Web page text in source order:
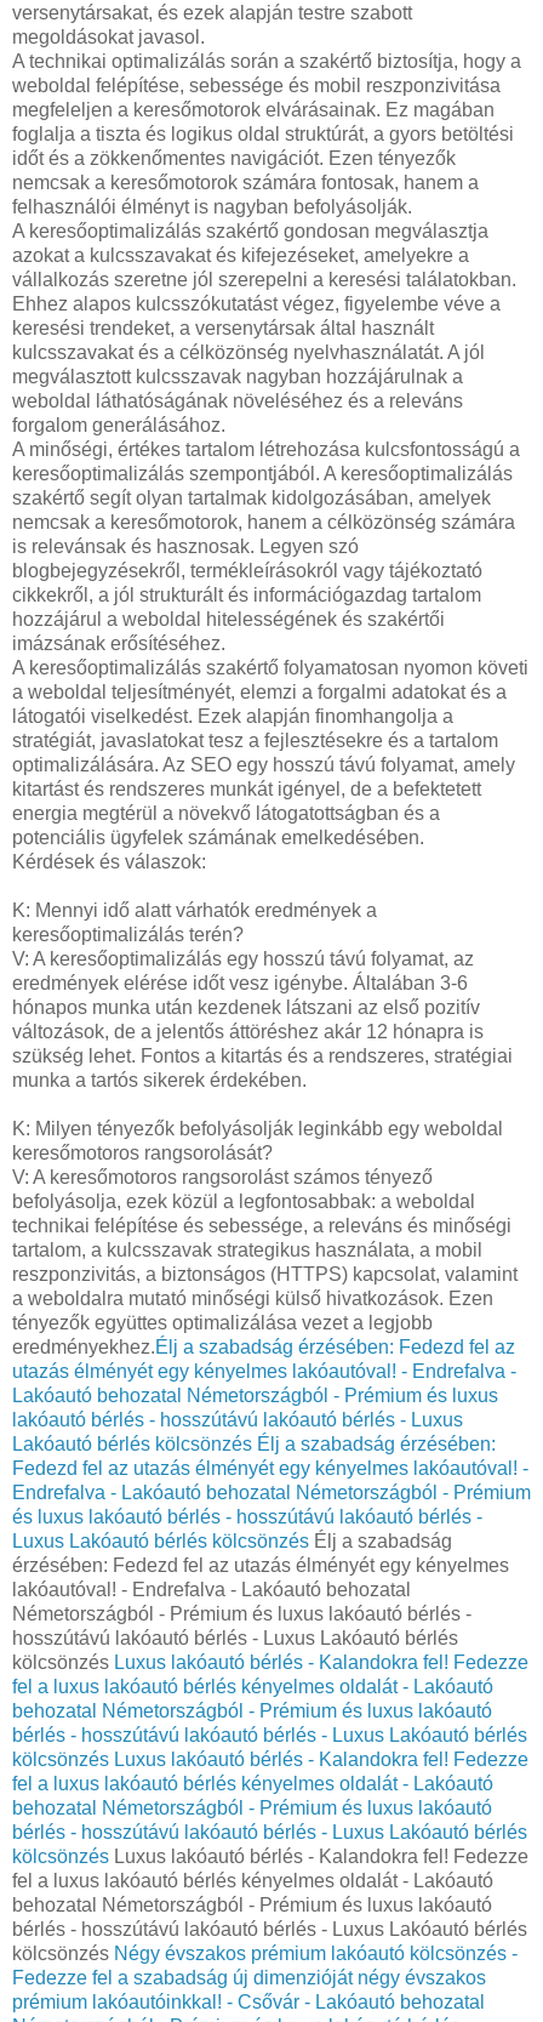
versenytársakat, és ezek alapján testre szabott
megoldásokat javasol.
A technikai optimalizálás során a szakértő biztosítja, hogy a
weboldal felépítése, sebessége és mobil reszponzivitása
megfeleljen a keresőmotorok elvárásainak. Ez magában
foglalja a tiszta és logikus oldal struktúrát, a gyors betöltési
időt és a zökkenőmentes navigációt. Ezen tényezők
nemcsak a keresőmotorok számára fontosak, hanem a
felhasználói élményt is nagyban befolyásolják.
A keresőoptimalizálás szakértő gondosan megválasztja
azokat a kulcsszavakat és kifejezéseket, amelyekre a
vállalkozás szeretne jól szerepelni a keresési találatokban.
Ehhez alapos kulcsszókutatást végez, figyelembe véve a
keresési trendeket, a versenytársak által használt
kulcsszavakat és a célközönség nyelvhasználatát. A jól
megválasztott kulcsszavak nagyban hozzájárulnak a
weboldal láthatóságának növeléséhez és a releváns
forgalom generálásához.
A minőségi, értékes tartalom létrehozása kulcsfontosságú a
keresőoptimalizálás szempontjából. A keresőoptimalizálás
szakértő segít olyan tartalmak kidolgozásában, amelyek
nemcsak a keresőmotorok, hanem a célközönség számára
is relevánsak és hasznosak. Legyen szó
blogbejegyzésekről, termékleírásokról vagy tájékoztató
cikkekről, a jól strukturált és információgazdag tartalom
hozzájárul a weboldal hitelességének és szakértői
imázsának erősítéséhez.
A keresőoptimalizálás szakértő folyamatosan nyomon követi
a weboldal teljesítményét, elemzi a forgalmi adatokat és a
látogatói viselkedést. Ezek alapján finomhangolja a
stratégiát, javaslatokat tesz a fejlesztésekre és a tartalom
optimalizálására. Az SEO egy hosszú távú folyamat, amely
kitartást és rendszeres munkát igényel, de a befektetett
energia megtérül a növekvő látogatottságban és a
potenciális ügyfelek számának emelkedésében.
Kérdések és válaszok:
K: Mennyi idő alatt várhatók eredmények a
keresőoptimalizálás terén?
V: A keresőoptimalizálás egy hosszú távú folyamat, az
eredmények elérése időt vesz igénybe. Általában 3-6
hónapos munka után kezdenek látszani az első pozitív
változások, de a jelentős áttöréshez akár 12 hónapra is
szükség lehet. Fontos a kitartás és a rendszeres, stratégiai
munka a tartós sikerek érdekében.
K: Milyen tényezők befolyásolják leginkább egy weboldal
keresőmotoros rangsorolását?
V: A keresőmotoros rangsorolást számos tényező
befolyásolja, ezek közül a legfontosabbak: a weboldal
technikai felépítése és sebessége, a releváns és minőségi
tartalom, a kulcsszavak strategikus használata, a mobil
reszponzivitás, a biztonságos (HTTPS) kapcsolat, valamint
a weboldalra mutató minőségi külső hivatkozások. Ezen
tényezők együttes optimalizálása vezet a legjobb
eredményekhez.Élj a szabadság érzésében: Fedezd fel az
utazás élményét egy kényelmes lakóautóval! - Endrefalva -
Lakóautó behozatal Németországból - Prémium és luxus
lakóautó bérlés - hosszútávú lakóautó bérlés - Luxus
Lakóautó bérlés kölcsönzés Élj a szabadság érzésében:
Fedezd fel az utazás élményét egy kényelmes lakóautóval! -
Endrefalva - Lakóautó behozatal Németországból - Prémium
és luxus lakóautó bérlés - hosszútávú lakóautó bérlés -
Luxus Lakóautó bérlés kölcsönzés Élj a szabadság
érzésében: Fedezd fel az utazás élményét egy kényelmes
lakóautóval! - Endrefalva - Lakóautó behozatal
Németországból - Prémium és luxus lakóautó bérlés -
hosszútávú lakóautó bérlés - Luxus Lakóautó bérlés
kölcsönzés Luxus lakóautó bérlés - Kalandokra fel! Fedezze
fel a luxus lakóautó bérlés kényelmes oldalát - Lakóautó
behozatal Németországból - Prémium és luxus lakóautó
bérlés - hosszútávú lakóautó bérlés - Luxus Lakóautó bérlés
kölcsönzés Luxus lakóautó bérlés - Kalandokra fel! Fedezze
fel a luxus lakóautó bérlés kényelmes oldalát - Lakóautó
behozatal Németországból - Prémium és luxus lakóautó
bérlés - hosszútávú lakóautó bérlés - Luxus Lakóautó bérlés
kölcsönzés Luxus lakóautó bérlés - Kalandokra fel! Fedezze
fel a luxus lakóautó bérlés kényelmes oldalát - Lakóautó
behozatal Németországból - Prémium és luxus lakóautó
bérlés - hosszútávú lakóautó bérlés - Luxus Lakóautó bérlés
kölcsönzés Négy évszakos prémium lakóautó kölcsönzés -
Fedezze fel a szabadság új dimenzióját négy évszakos
prémium lakóautóinkkal! - Csővár - Lakóautó behozatal